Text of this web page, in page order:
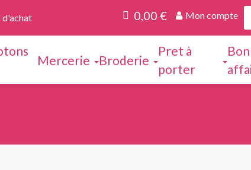
d'achat 0,00 € Mon compte
Mercerie Broderie
Pret à
porter